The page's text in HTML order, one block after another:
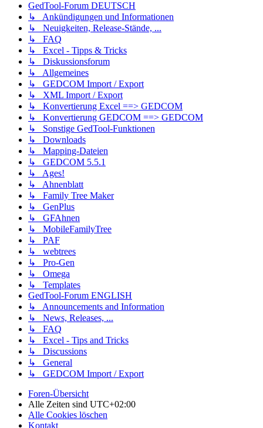
GedTool-Forum DEUTSCH
↳ Ankündigungen und Informationen
↳ Neuigkeiten, Release-Stände, ...
↳ FAQ
↳ Excel - Tipps & Tricks
↳ Diskussionsforum
↳ Allgemeines
↳ GEDCOM Import / Export
↳ XML Import / Export
↳ Konvertierung Excel ==> GEDCOM
↳ Konvertierung GEDCOM ==> GEDCOM
↳ Sonstige GedTool-Funktionen
↳ Downloads
↳ Mapping-Dateien
↳ GEDCOM 5.5.1
↳ Ages!
↳ Ahnenblatt
↳ Family Tree Maker
↳ GenPlus
↳ GFAhnen
↳ MobileFamilyTree
↳ PAF
↳ webtrees
↳ Pro-Gen
↳ Omega
↳ Templates
GedTool-Forum ENGLISH
↳ Announcements and Information
↳ News, Releases, ...
↳ FAQ
↳ Excel - Tips and Tricks
↳ Discussions
↳ General
↳ GEDCOM Import / Export
Foren-Übersicht
Alle Zeiten sind UTC+02:00
Alle Cookies löschen
Kontakt